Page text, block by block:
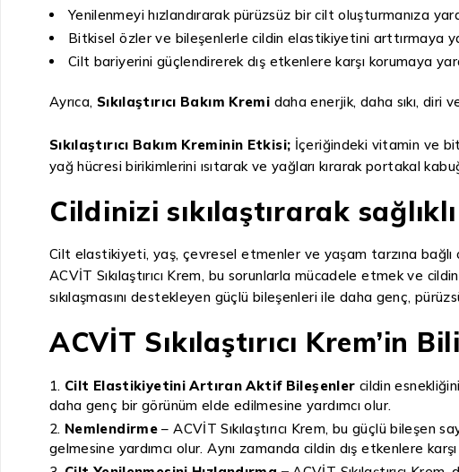
Yenilenmeyi hızlandırarak pürüzsüz bir cilt oluşturmanıza
Bitkisel özler ve bileşenlerle cildin elastikiyetini arttırmaya
Cilt bariyerini güçlendirerek dış etkenlere karşı korumaya
Ayrıca, Sıkılaştırıcı Bakım Kremi daha enerjik, daha sıkı, diri
Sıkılaştırıcı Bakım Kreminin Etkisi; İçeriğindeki vitamin ve
yağ hücresi birikimlerini ısıtarak ve yağları kırarak portakal
Cildinizi sıkılaştırarak
Cilt elastikiyeti, yaş, çevresel etmenler ve yaşam tarzına
ACVİT Sıkılaştırıcı Krem, bu sorunlarla mücadele etmek ve
sıkılaşmasını destekleyen güçlü bileşenleri ile daha genç,
ACVİT Sıkılaştırıcı Krem’in
Cilt Elastikiyetini Artıran Aktif Bileşenler cildin
daha genç bir görünüm elde edilmesine yardımcı olur.
Nemlendirme – ACVİT Sıkılaştırıcı Krem, bu güçlü bileşen
gelmesine yardımcı olur. Aynı zamanda cildin dış etkenlere